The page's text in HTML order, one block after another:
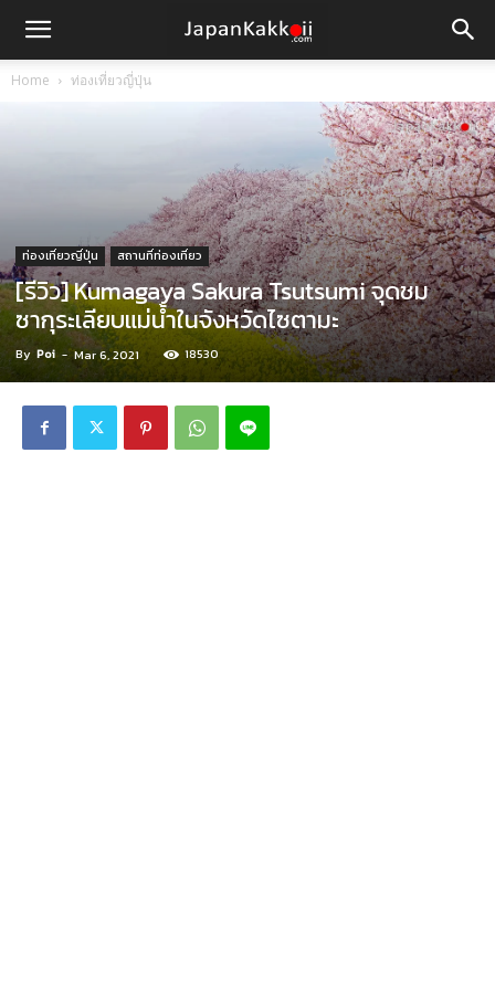
Home ท่องเที่ยวญี่ปุ่น
ท่องเที่ยวญี่ปุ่น สถานที่ท่องเที่ยว
[รีวิว] Kumagaya Sakura Tsutsumi จุดชม
ซากุระเลียบแม่น้ำในจังหวัดไซตามะ
By Poi - Mar 6, 2021 18530